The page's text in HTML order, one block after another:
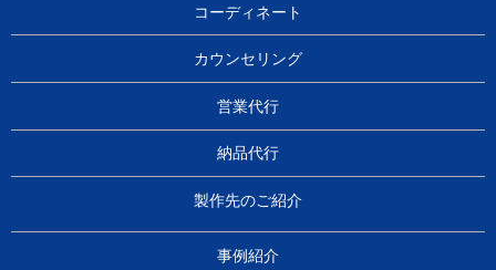
コーディネート
カウンセリング
営業代行
納品代行
製作先のご紹介
事例紹介